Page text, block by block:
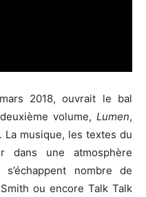
2018, ouvrait le bal
volume, Lumen,
musique, les textes du
dans une atmosphère
s’échappent nombre de
ou encore Talk Talk